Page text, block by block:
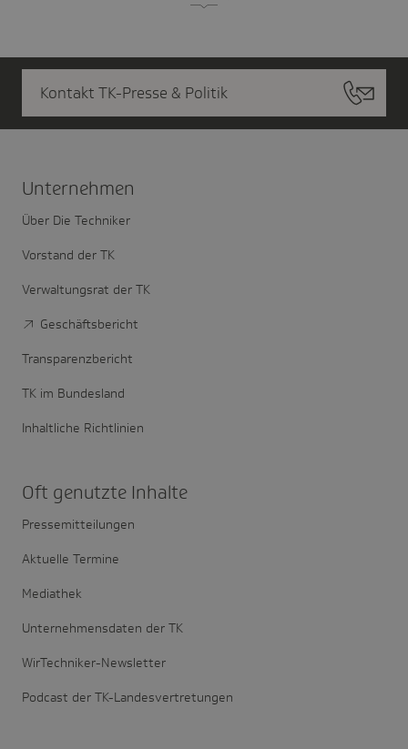
Kontakt TK-Presse & Politik
Unter­nehmen
Über Die Techniker
Vorstand der TK
Verwaltungsrat der TK
Geschäftsbericht
Transparenzbericht
TK im Bundesland
Inhaltliche Richtlinien
Oft genutzte Inhalte
Pressemitteilungen
Aktuelle Termine
Mediathek
Unternehmensdaten der TK
WirTechniker-Newsletter
Podcast der TK-Landesvertretungen